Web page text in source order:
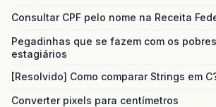
Consultar CPF pelo nome na Receita
Pegadinhas que se fazem com os pobres
estagiários
[Resolvido] Como comparar Strings em
Converter pixels para centímetros